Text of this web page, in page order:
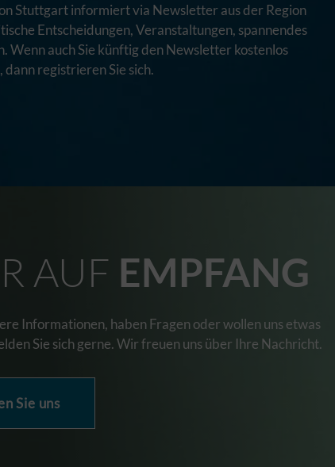
Stuttgart informiert via Newsletter aus der Region
Entscheidungen, Veranstaltungen, spannendes
Wenn auch Sie künftig den Newsletter kostenlos
registrieren Sie sich.
AUF EMPFANG
Informationen, haben Fragen oder wollen uns etwas
Sie sich gerne. Wir freuen uns über Ihre Nachricht.
Sie uns